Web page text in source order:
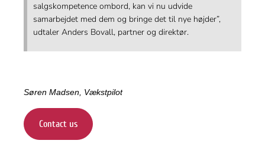
salgskompetence ombord, kan vi nu udvide
samarbejdet med dem og bringe det til nye højder”,
udtaler Anders Bovall, partner og direktør.
Søren Madsen, Vækstpilot
Contact us